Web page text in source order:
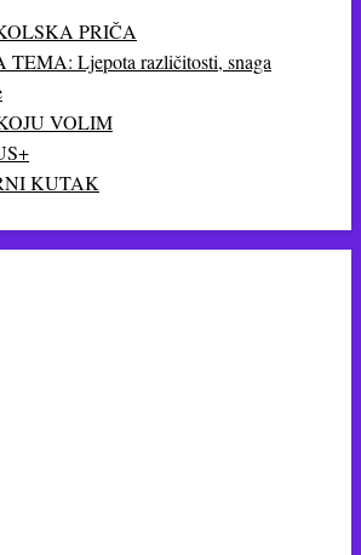
PRIČA
Ljepota različitosti, snaga
VOLIM
KUTAK